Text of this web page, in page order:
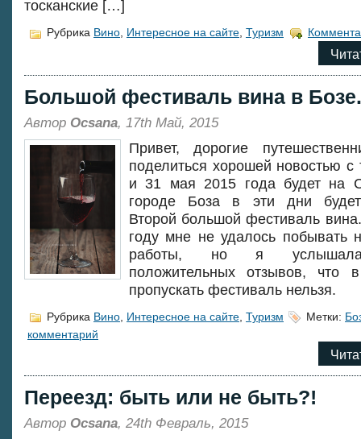
тосканские […]
Рубрика Вино, Интересное на сайте, Туризм
Большой фестиваль вина в Бозе.
Автор Ocsana, 17th Май, 2015
Привет, дорогие
поделиться хорошей новостью с
и 31 мая 2015 года будет на
городе Боза в эти дни будет
Второй большой фестиваль
году мне не удалось побывать
работы, но я услышала
положительных отзывов, что
пропускать фестиваль нельзя.
Рубрика Вино Интересное на сайте Туризм Метки:
комментарий
Переезд: быть или не быть?!
Автор Ocsana, 24th Февраль, 2015